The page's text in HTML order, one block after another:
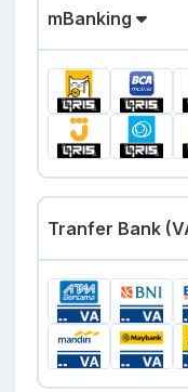
mBanking
Tranfer Bank